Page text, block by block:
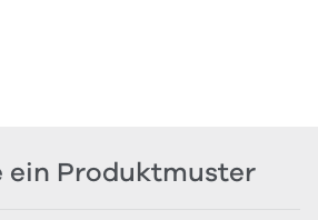
ein Produktmuster